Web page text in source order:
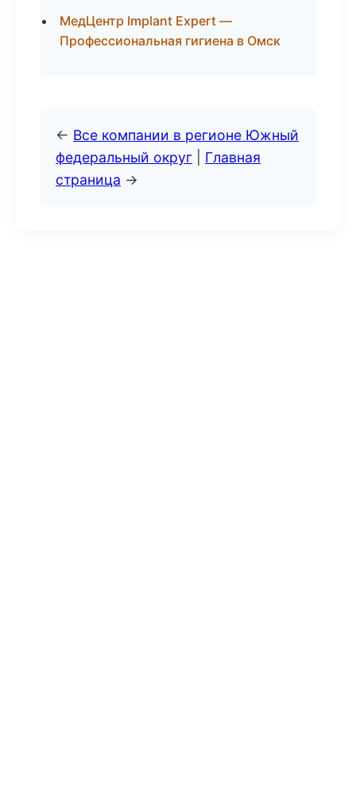
МедЦентр Implant Expert —
Профессиональная гигиена в Омск
← Все компании в регионе Южный
федеральный округ
Главная
страница →